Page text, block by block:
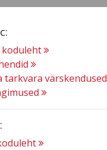
koduleht
tarkvara värskendused